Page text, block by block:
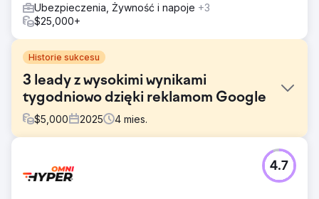
Ubezpieczenia, Żywność i napoje +3
$25,000+
Historie sukcesu
3 leady z wysokimi wynikami
tygodniowo dzięki reklamom Google
$5,000 2025 4 mies.
„Marketing cyfrowy po prostu nie działa w tej branży”. To
właśnie powtarzano klientowi na każdym wydarzeniu i do
4.7